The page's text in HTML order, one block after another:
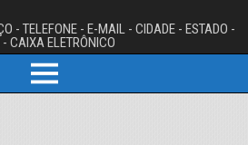
- TELEFONE - E-MAIL - CIDADE - ESTADO -
CAIXA ELETRÔNICO